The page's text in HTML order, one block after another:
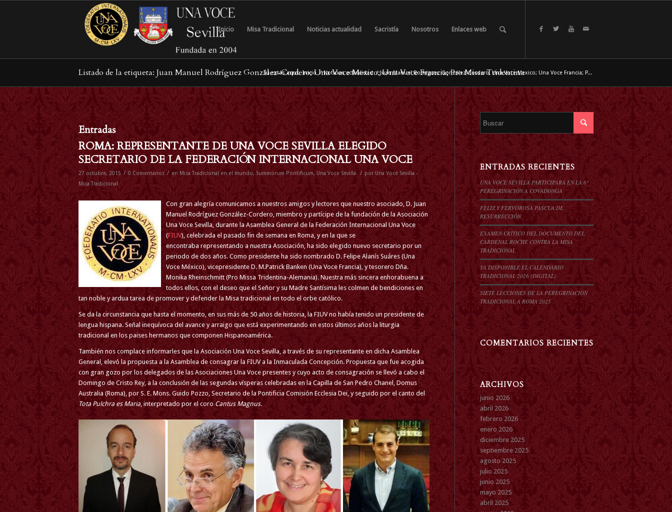
Inicio Misa Tradicional Noticias actualidad Sacristía Nosotros Enlaces web
Listado de la etiqueta: Juan Manuel Rodríguez González-Cordero; Una Voce Mexico; Una Voce Francia; Pro Missa Tridentina
Tú estás aquí: Inicio / Noticias actualidad / Juan Manuel Rodríguez González-Cordero; Una Voce Mexico; Una Voce Francia; P...
Entradas
ROMA: REPRESENTANTE DE UNA VOCE SEVILLA ELEGIDO
SECRETARIO DE LA FEDERACIÓN INTERNACIONAL UNA VOCE
27 octubre, 2015 / 0 Comentarios / enMisa Tradicional en el mundo,Summorum Pontificum, Una Voce Sevilla / por Una Voce Sevilla -
Misa Tradicional
Con gran alegría comunicamos a nuestros amigos y lectores que nuestro asociado, D. Juan
Manuel Rodríguez González-Cordero, miembro y partícipe de la fundación de la Asociación
Una Voce Sevilla, durante la Asamblea General de la Federación Internacional Una Voce
(FIUV), celebrada el pasado fin de semana en Roma, y en la que se
encontraba representando a nuestra Asociación, ha sido elegido nuevo secretario por un
periodo de dos años. Como presidente ha sido nombrado D. Felipe Alanís Suáres (Una
Voce México), vicepresidente D. M.Patrick Banken (Una Voce Francia), y tesorero Dña.
Monika Rheinschmitt (Pro Missa Tridentina-Alemania). Nuestra más sincera enhorabuena a
todos ellos, con el deseo que el Señor y su Madre Santísima les colmen de bendiciones en
tan noble y ardua tarea de promover y defender la Misa tradicional en todo el orbe católico.
Se da la circunstancia que hasta el momento, en sus más de 50 años de historia, la FIUV no había tenido un presidente de
lengua hispana. Señal inequívoca del avance y arraigo que está experimentando en estos últimos años la liturgia
tradicional en los paises hermanos que componen Hispanoamérica.
También nos complace informarles que la Asociación Una Voce Sevilla, a través de su representante en dicha Asamblea
General, elevó la propuesta a la Asamblea de consagrar la FIUV a la Inmaculada Concepción. Propuesta que fue acogida
con gran gozo por los delegados de las Asociaciones Una Voce presentes y cuyo acto de consagración se llevó a cabo el
Domingo de Cristo Rey, a la conclusión de las segundas vísperas celebradas en la Capilla de San Pedro Chanel, Domus
Australia (Roma), por S. E. Mons. Guido Pozzo, Secretario de la Pontificia Comisión Ecclesia Dei, y seguido por el canto del
Tota Pulchra es Maria, interpretado por el coro Cantus Magnus.
ENTRADAS RECIENTES
UNA VOCE SEVILLA PARTICIPARÁ EN LA 6º
PEREGRINACIÓN A COVADONGA
FELIZ Y FERVOROSA PASCUA DE
RESURRECCIÓN
EXAMEN CRÍTICO DEL DOCUMENTO DEL
CARDENAL ROCHE CONTRA LA MISA
TRADICIONAL
YA DISPONIBLE EL CALENDARIO
TRADICIONAL 2026 (DIGITAL)
SIETE LECCIONES DE LA PEREGRINACIÓN
TRADICIONAL A ROMA 2025
COMENTARIOS RECIENTES
ARCHIVOS
junio 2026
abril 2026
febrero 2026
enero 2026
diciembre 2025
septiembre 2025
agosto 2025
julio 2025
junio 2025
mayo 2025
abril 2025